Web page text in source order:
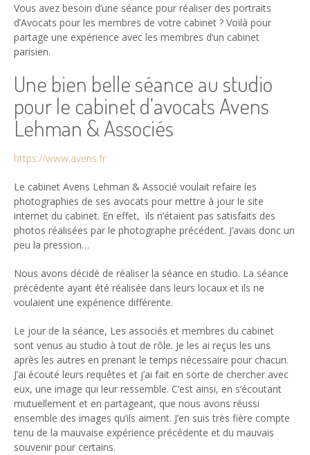
Vous avez besoin d’une séance pour réaliser des portraits
d’Avocats pour les membres de votre cabinet ? Voilà pour
partage une expérience avec les membres d’un cabinet
parisien.
Une bien belle séance au studio
pour le cabinet d’avocats Avens
Lehman & Associés
https://www.avens.fr
Le cabinet Avens Lehman & Associé voulait refaire les
photographies de ses avocats pour mettre à jour le site
internet du cabinet. En effet, ils n’étaient pas satisfaits des
photos réalisées par le photographe précédent. J’avais donc un
peu la pression…
Nous avons décidé de réaliser la séance en studio. La séance
précédente ayant été réalisée dans leurs locaux et ils ne
voulaient une expérience différente.
Le jour de la séance, Les associés et membres du cabinet
sont venus au studio à tout de rôle. Je les ai reçus les uns
après les autres en prenant le temps nécessaire pour chacun.
J’ai écouté leurs requêtes et j’ai fait en sorte de chercher avec
eux, une image qui leur ressemble. C’est ainsi, en s’écoutant
mutuellement et en partageant, que nous avons réussi
ensemble des images qu’ils aiment. J’en suis très fière compte
tenu de la mauvaise expérience précédente et du mauvais
souvenir pour certains.